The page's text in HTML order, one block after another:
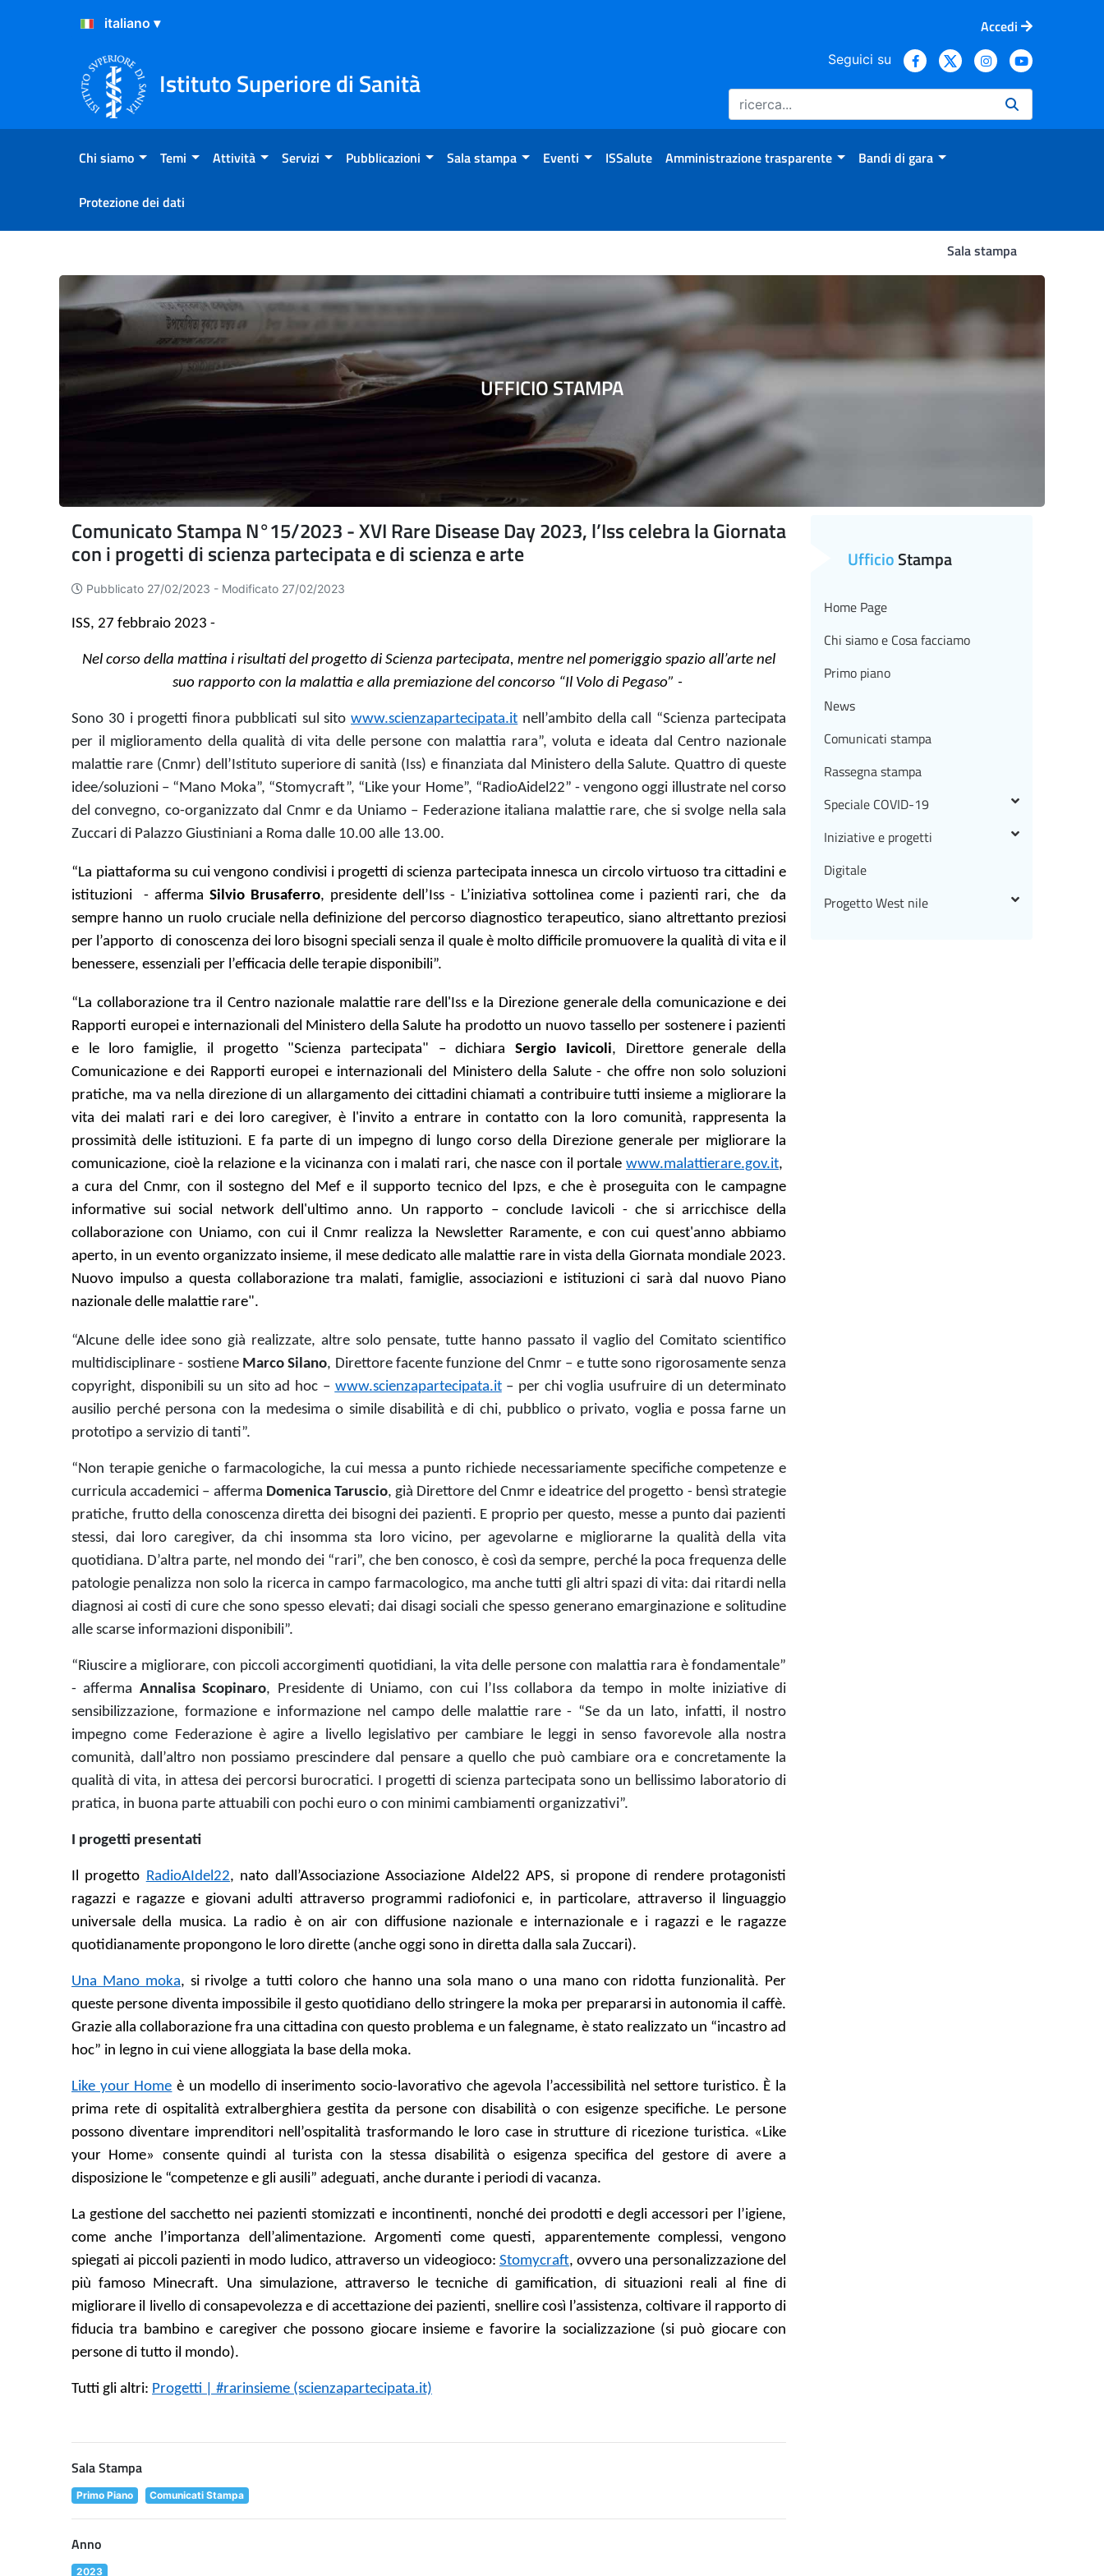
Salta al Contenuto
Salta al Footer
Accedi
Istituto Superiore di Sanità
Seguici su
Chi siamo Temi Attività Servizi Pubblicazioni Sala stampa Eventi ISSalute Amministrazione trasparente Bandi di gara
Protezione dei dati
Sala stampa
Comunicato Stampa N°15/2023 - XVI Rare Disease Day 2023, l’Iss celebra la
UFFICIO STAMPA
Comunicato Stampa N°15/2023 - XVI Rare Disease Day 2023, l’Iss celebra la Giornata
con i progetti di scienza partecipata e di scienza e arte
Pubblicato 27/02/2023 - Modificato 27/02/2023
ISS, 27 febbraio 2023 -
Nel corso della mattina i risultati del progetto di Scienza partecipata, mentre nel pomeriggio spazio all’arte nel
suo rapporto con la malattia e alla premiazione del concorso “Il Volo di Pegaso” -
Sono 30 i progetti finora pubblicati sul sitowww.scienzapartecipata.it nell’ambito della call “Scienza partecipata
per il miglioramento della qualità di vita delle persone con malattia rara”, voluta e ideata dal Centro nazionale
malattie rare (Cnmr) dell’Istituto superiore di sanità (Iss) e finanziata dal Ministero della Salute. Quattro di queste
idee/soluzioni – “Mano Moka”, “Stomycraft”, “Like your Home”, “RadioAidel22” - vengono oggi illustrate nel corso
del convegno, co-organizzato dal Cnmr e da Uniamo – Federazione italiana malattie rare, che si svolge nella sala
Zuccari di Palazzo Giustiniani a Roma dalle 10.00 alle 13.00.
“La piattaforma su cui vengono condivisi i progetti di scienza partecipata innesca un circolo virtuoso tra cittadini e
istituzioni - afferma Silvio Brusaferro, presidente dell’Iss - L’iniziativa sottolinea come i pazienti rari, che da
sempre hanno un ruolo cruciale nella definizione del percorso diagnostico terapeutico, siano altrettanto preziosi
per l’apporto di conoscenza dei loro bisogni speciali senza il quale è molto difficile promuovere la qualità di vita e il
benessere, essenziali per l’efficacia delle terapie disponibili”.
“La collaborazione tra il Centro nazionale malattie rare dell'Iss e la Direzione generale della comunicazione e dei
Rapporti europei e internazionali del Ministero della Salute ha prodotto un nuovo tassello per sostenere i pazienti
e le loro famiglie, il progetto "Scienza partecipata" – dichiaraSergio Iavicoli, Direttore generale della
Comunicazione e dei Rapporti europei e internazionali del Ministero della Salute - che offre non solo soluzioni
pratiche, ma va nella direzione di un allargamento dei cittadini chiamati a contribuire tutti insieme a migliorare la
vita dei malati rari e dei loro caregiver, è l'invito a entrare in contatto con la loro comunità, rappresenta la
prossimità delle istituzioni. E fa parte di un impegno di lungo corso della Direzione generale per migliorare la
comunicazione, cioè la relazione e la vicinanza con i malati rari, che nasce con il portale www.malattierare.gov.it,
a cura del Cnmr, con il sostegno del Mef e il supporto tecnico del Ipzs, e che è proseguita con le campagne
informative sui social network dell'ultimo anno. Un rapporto – conclude Iavicoli - che si arricchisce della
collaborazione con Uniamo, con cui il Cnmr realizza la Newsletter Raramente, e con cui quest'anno abbiamo
aperto, in un evento organizzato insieme, il mese dedicato alle malattie rare in vista della Giornata mondiale 2023.
Nuovo impulso a questa collaborazione tra malati, famiglie, associazioni e istituzioni ci sarà dal nuovo Piano
nazionale delle malattie rare".
“Alcune delle idee sono già realizzate, altre solo pensate, tutte hanno passato il vaglio del Comitato scientifico
multidisciplinare - sostiene Marco Silano, Direttore facente funzione del Cnmr – e tutte sono rigorosamentesenza
copyright, disponibili su un sito ad hoc – www.scienzapartecipata.it– per chi voglia usufruire di un determinato
ausilio perché persona con la medesima o simile disabilità e di chi, pubblico o privato, voglia e possa farne un
prototipo a servizio di tanti”.
“Non terapie geniche o farmacologiche, la cui messa a punto richiede necessariamente specifiche competenze e
curricula accademici – afferma Domenica Taruscio, già Direttore del Cnmr e ideatrice del progetto - bensì strategie
pratiche, frutto della conoscenza diretta dei bisogni dei pazienti. E proprio per questo, messe a punto dai pazienti
stessi, dai loro caregiver, da chi insomma sta loro vicino, peragevolarne e migliorarne la qualità della vita
quotidiana. D’altra parte, nel mondo dei “rari”, che ben conosco, è così da sempre, perché la poca frequenza delle
patologie penalizza non solo la ricerca in campo farmacologico, ma anche tutti gli altri spazi di vita: dai ritardi nella
diagnosi ai costi di cure che sono spesso elevati; dai disagi sociali che spesso generano emarginazione e solitudine
alle scarse informazioni disponibili”.
“Riuscire a migliorare, con piccoli accorgimenti quotidiani, la vita delle persone con malattia rara è fondamentale”
- afferma Annalisa Scopinaro, Presidente di Uniamo, con cui l’Iss collabora da tempo in molte iniziative di
sensibilizzazione, formazione e informazione nel campo delle malattie rare - “Se da un lato, infatti, il nostro
impegno come Federazione è agire a livello legislativo per cambiare le leggi in senso favorevole alla nostra
comunità, dall’altro non possiamo prescindere dal pensare a quello che può cambiare ora e concretamente la
qualità di vita, in attesa dei percorsi burocratici. I progetti di scienza partecipata sono un bellissimo laboratorio di
pratica, in buona parte attuabili con pochi euro o con minimi cambiamenti organizzativi”.
I progetti presentati
Il progetto RadioAIdel22, nato dall’Associazione Associazione AIdel22 APS, si propone di rendere protagonisti
ragazzi e ragazze e giovani adulti attraverso programmi radiofonici e, in particolare, attraverso il linguaggio
universale della musica. La radio è on air con diffusione nazionale e internazionale e i ragazzi e le ragazze
quotidianamente propongono le loro dirette (anche oggi sono in diretta dalla sala Zuccari).
Una Mano moka, si rivolge a tutti coloro che hanno una sola mano o una mano con ridotta funzionalità. Per
queste persone diventa impossibile il gesto quotidiano dello stringere la moka per prepararsi in autonomia il caffè.
Grazie alla collaborazione fra una cittadina con questo problema e un falegname, è stato realizzato un “incastro ad
hoc” in legno in cui viene alloggiata la base della moka.
Like your Home è un modello di inserimento socio-lavorativo che agevola l’accessibilità nel settore turistico. È la
prima rete di ospitalità extralberghiera gestita da persone con disabilità o con esigenze specifiche. Le persone
possono diventare imprenditori nell’ospitalità trasformando le loro case in strutture di ricezione turistica. «Like
your Home» consente quindi al turista con la stessa disabilità o esigenza specifica del gestore di avere a
disposizione le “competenze e gli ausili” adeguati, anche durante i periodi di vacanza.
La gestione del sacchetto nei pazienti stomizzati e incontinenti, nonché dei prodotti e degli accessori per l’igiene,
come anche l’importanza dell’alimentazione. Argomenti come questi, apparentemente complessi, vengono
spiegati ai piccoli pazienti in modo ludico, attraverso un videogioco: Stomycraft, ovvero una personalizzazione del
più famoso Minecraft. Una simulazione, attraverso le tecniche di gamification, di situazioni reali al fine di
migliorare il livello di consapevolezza e di accettazione dei pazienti, snellire così l’assistenza, coltivare il rapporto di
fiducia tra bambino e caregiver che possono giocare insieme e favorire la socializzazione (si può giocare con
persone di tutto il mondo).
Tutti gli altri: Progetti | #rarinsieme (scienzapartecipata.it)
Sala Stampa
Primo Piano Comunicati Stampa
Anno
2023
UfficioStampa
Home Page
Chi siamo e Cosa facciamo
Primo piano
News
Comunicati stampa
Rassegna stampa
Speciale COVID-19
Iniziative e progetti
Digitale
Progetto West nile